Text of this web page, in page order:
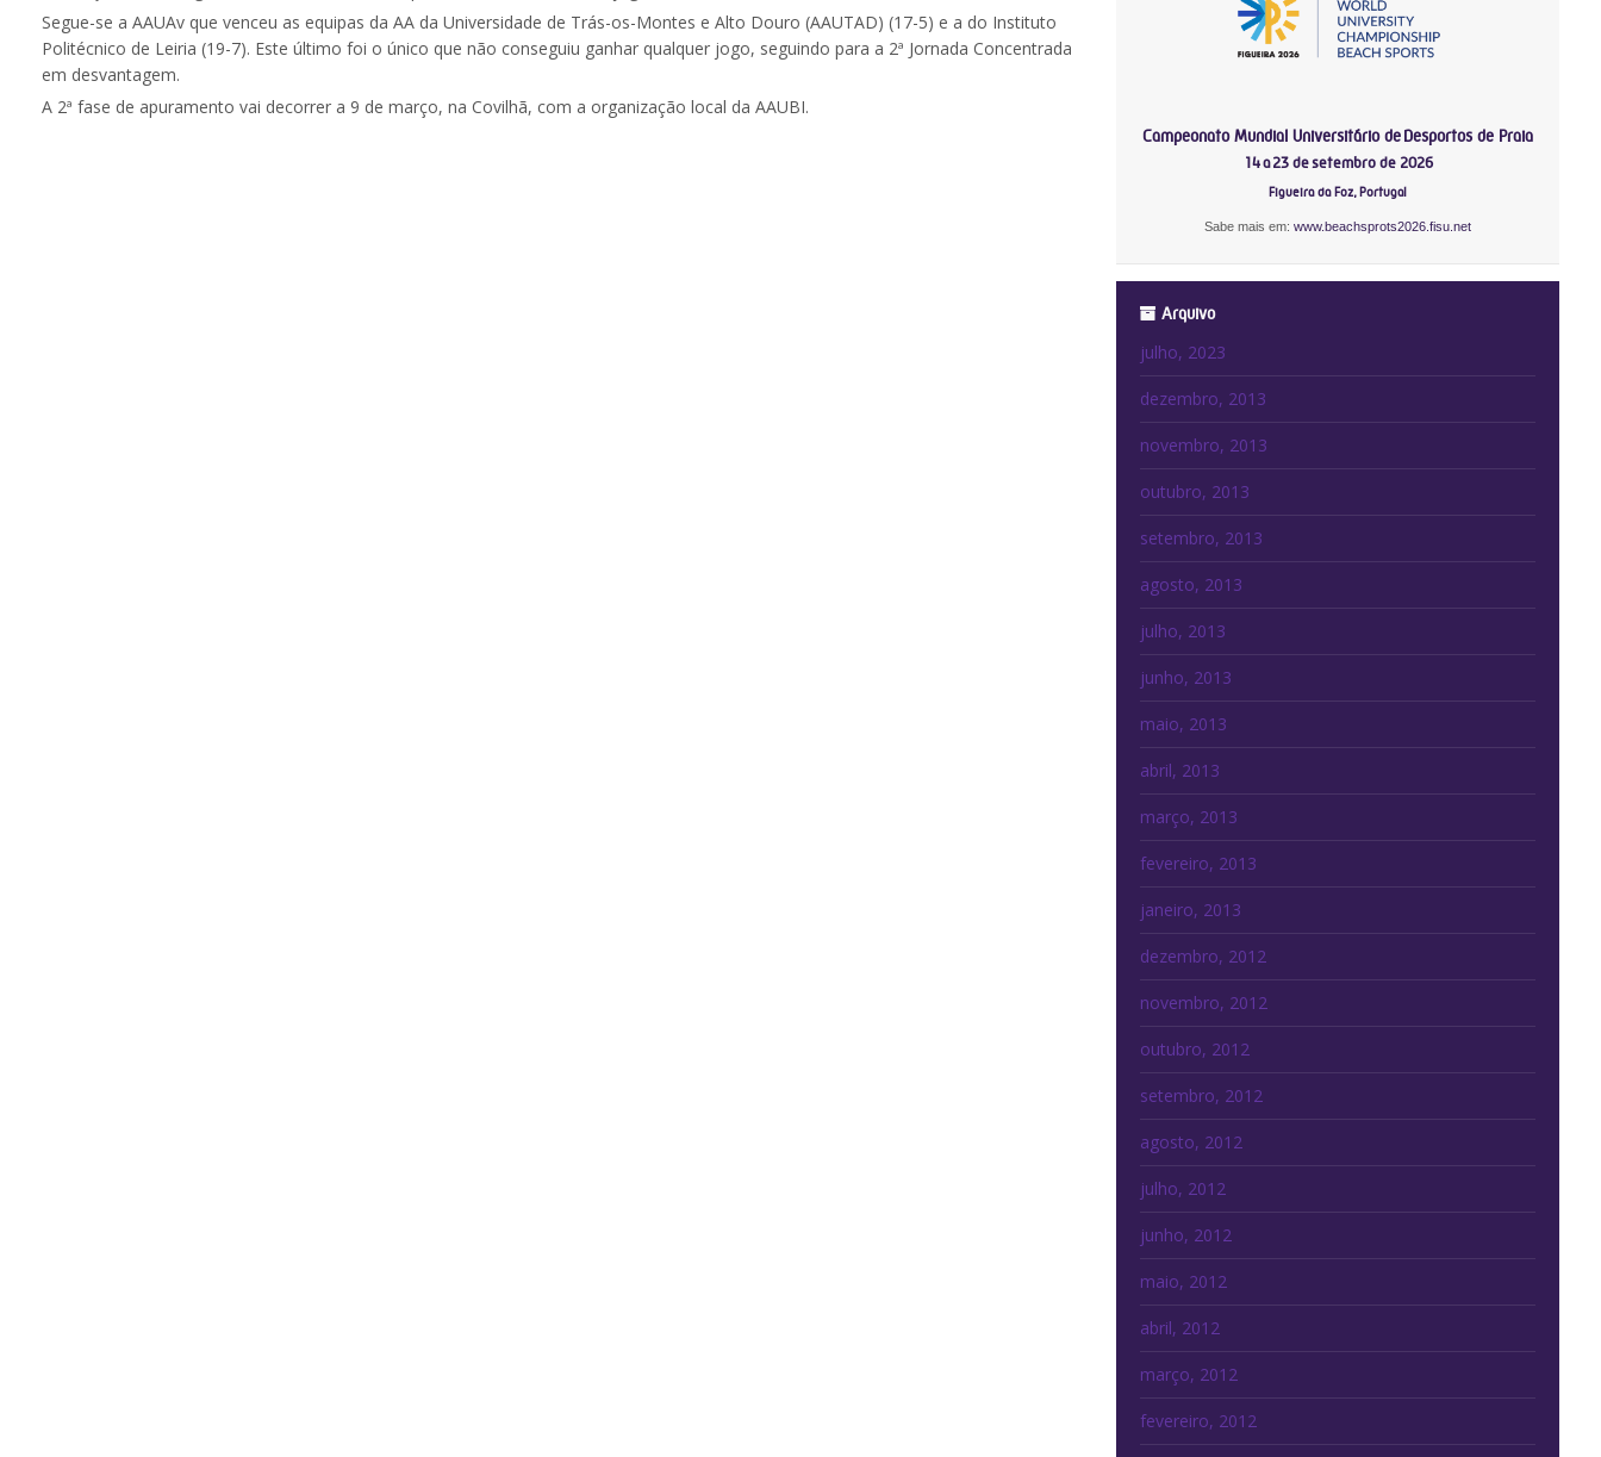
Segue-se a AAUAv que venceu as equipas da AA da Universidade de Trás-os-Montes e Alto Douro (AAUTAD) (17-5) e a do Instituto
Politécnico de Leiria (19-7). Este último foi o único que não conseguiu ganhar qualquer jogo, seguindo para a 2ª Jornada Concentrada
em desvantagem.
A 2ª fase de apuramento vai decorrer a 9 de março, na Covilhã, com a organização local da AAUBI.
Campeonato Mundial Universitário de Desportos de Praia
14 a 23 de setembro de 2026
Figueira da Foz, Portugal
Sabe mais em:www.beachsprots2026.fisu.net
Arquivo
julho, 2023
dezembro, 2013
novembro, 2013
outubro, 2013
setembro, 2013
agosto, 2013
julho, 2013
junho, 2013
maio, 2013
abril, 2013
março, 2013
fevereiro, 2013
janeiro, 2013
dezembro, 2012
novembro, 2012
outubro, 2012
setembro, 2012
agosto, 2012
julho, 2012
junho, 2012
maio, 2012
abril, 2012
março, 2012
fevereiro, 2012